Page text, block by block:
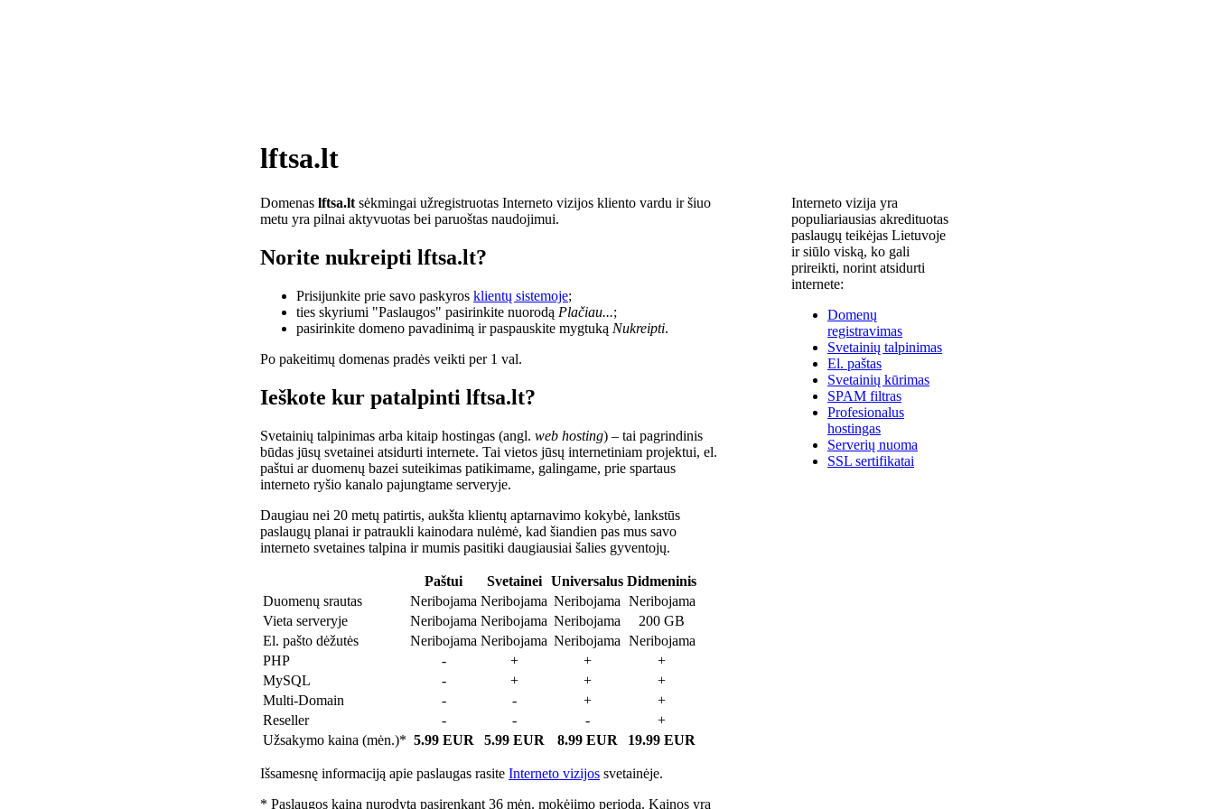
lftsa.lt
Domenas lftsa.lt sėkmingai užregistruotas Interneto vizijos kliento vardu ir šiuo
metu yra pilnai aktyvuotas bei paruoštas naudojimui.
Norite nukreipti lftsa.lt?
Prisijunkite prie savo paskyros klientų sistemoje;
ties skyriumi "Paslaugos" pasirinkite nuorodą Plačiau...;
pasirinkite domeno pavadinimą ir paspauskite mygtuką Nukreipti.
Po pakeitimų domenas pradės veikti per 1 val.
Ieškote kur patalpinti lftsa.lt?
Svetainių talpinimas arba kitaip hostingas (angl. web hosting) – tai pagrindinis
būdas jūsų svetainei atsidurti internete. Tai vietos jūsų internetiniam projektui, el.
paštui ar duomenų bazei suteikimas patikimame, galingame, prie spartaus
interneto ryšio kanalo pajungtame serveryje.
Daugiau nei 20 metų patirtis, aukšta klientų aptarnavimo kokybė, lankstūs
paslaugų planai ir patraukli kainodara nulėmė, kad šiandien pas mus savo
interneto svetaines talpina ir mumis pasitiki daugiausiai šalies gyventojų.
Paštui Svetainei Universalus Didmeninis
Duomenų srautas
Neribojama Neribojama Neribojama Neribojama
Vieta serveryje
Neribojama Neribojama Neribojama
200 GB
El. pašto dėžutės
Neribojama Neribojama Neribojama Neribojama
PHP
- + +
+
MySQL
- + +
+
Multi-Domain
- - +
+
Reseller
- - -
+
Užsakymo kaina (mėn.)* 5.99 EUR 5.99 EUR 8.99 EUR 19.99 EUR
Išsamesnę informaciją apie paslaugas rasite Interneto vizijos svetainėje.
* Paslaugos kaina nurodyta pasirenkant 36 mėn. mokėjimo periodą. Kainos yra
Interneto vizija yra
populiariausias akredituotas
paslaugų teikėjas Lietuvoje
ir siūlo viską, ko gali
prireikti, norint atsidurti
internete:
Domenų
registravimas
Svetainių talpinimas
El. paštas
Svetainių kūrimas
SPAM filtras
Profesionalus
hostingas
Serverių nuoma
SSL sertifikatai